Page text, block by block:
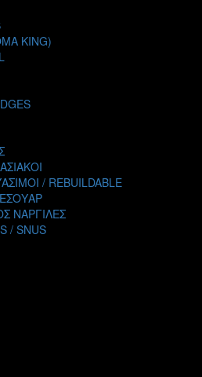
LIQUIDS
CLUB
KING)
/ REBUILDABLE
ΝΑΡΓΙΛΕΣ
/ SNUS